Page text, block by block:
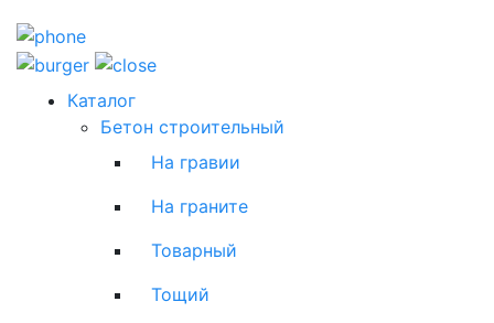
Каталог
Бетон строительный
На гравии
На граните
Товарный
Тощий